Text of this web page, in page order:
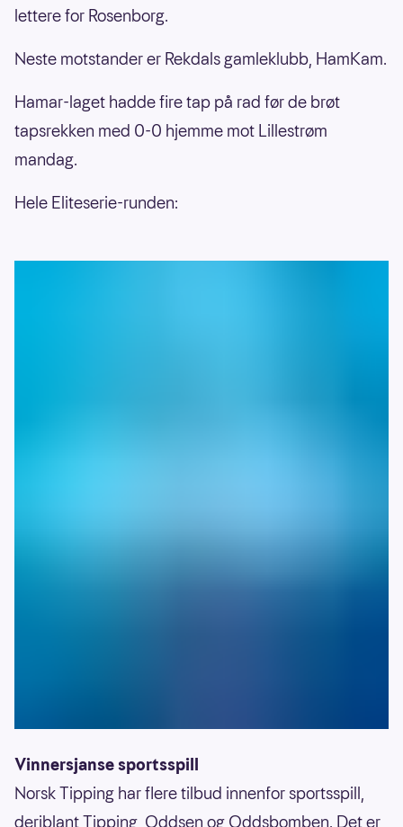
lettere for Rosenborg.
Neste motstander er Rekdals gamleklubb, HamKam.
Hamar-laget hadde fire tap på rad før de brøt
tapsrekken med 0-0 hjemme mot Lillestrøm
mandag.
Hele Eliteserie-runden:
Vinnersjanse sportsspill
Norsk Tipping har flere tilbud innenfor sportsspill,
deriblant Tipping, Oddsen og Oddsbomben. Det er